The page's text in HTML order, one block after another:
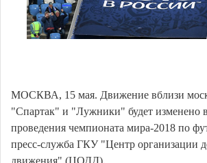
МОСКВА, 15 мая. Движение вблизи
"Спартак" и "Лужники" будет изменено
проведения чемпионата мира-2018 по
пресс-служба ГКУ "Центр организации
движения" (ЦОДД).